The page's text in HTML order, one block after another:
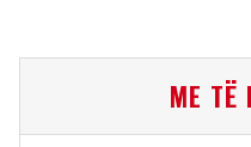
ME TË